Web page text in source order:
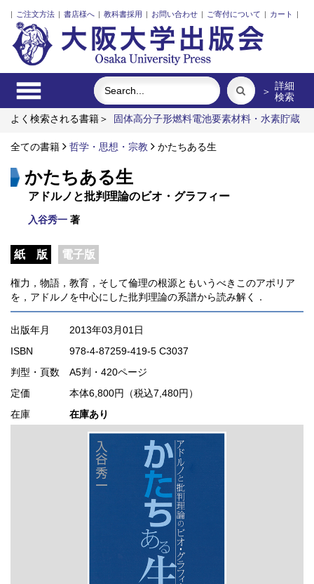
| ご注文方法 | 書店様へ | 教科書採用 | お問い合わせ | ご寄付について | カート |
＞ 詳細
検索
よく検索される書籍＞
固体高分子形燃料電池要素材料・水素貯蔵
おける言語要素の語順と相互行為
震災に臨む
全ての書籍 哲学・思想・宗教 かたちある生
かたちある生
アドルノと批判理論のビオ・グラフィー
入谷秀一 著
紙 版 電子版
権力，物語，教育，そして倫理の根源ともいうべきこのアポリア
を，アドルノを中心にした批判理論の系譜から読み解く．
出版年月
2013年03月01日
ISBN
978-4-87259-419-5 C3037
判型・頁数 A5判・420ページ
定価
本体6,800円（税込7,480円）
在庫
在庫あり